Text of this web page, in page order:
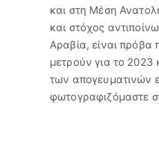
και στη Μέση
και στόχος
Αραβία, είναι πρόβα
μετρούν για το 2023
των απογευματινών
φωτογραφιζόμαστε